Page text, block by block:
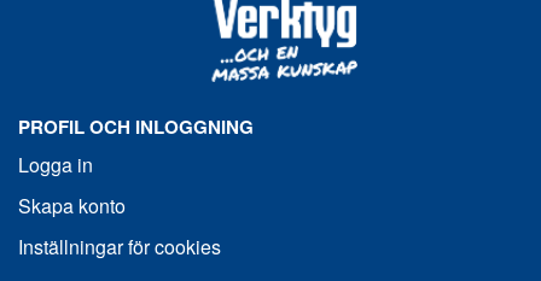
PROFIL OCH INLOGGNING
Logga in
Skapa konto
Inställningar för cookies